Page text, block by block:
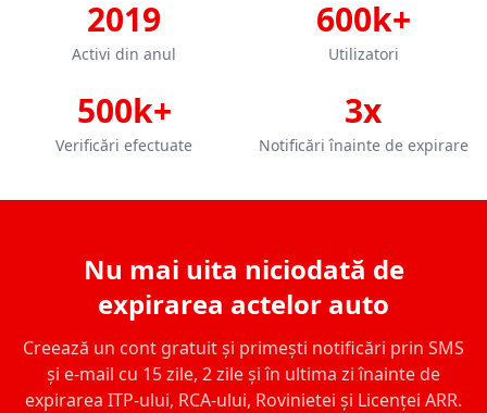
2019
Activi din anul
600k+
Utilizatori
500k+
Verificări efectuate
3x
Notificări înainte de expirare
Nu mai uita niciodată de
expirarea actelor auto
Creează un cont gratuit și primești notificări prin SMS
și e-mail cu 15 zile, 2 zile și în ultima zi înainte de
expirarea ITP-ului, RCA-ului, Rovinietei și Licenței ARR.